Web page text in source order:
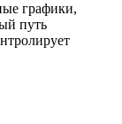
графики,
путь